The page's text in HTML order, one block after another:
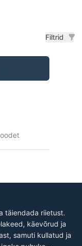
täiendada riietust.
käevõrud ja
samuti kullatud ja
Filtrid